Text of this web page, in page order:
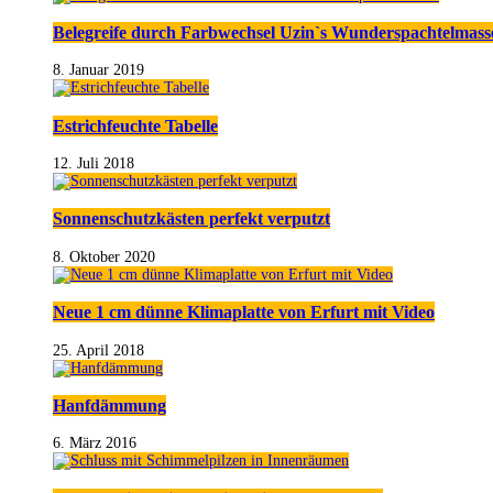
Belegreife durch Farbwechsel Uzin`s
8. Januar 2019
Estrichfeuchte Tabelle
12. Juli 2018
Sonnenschutzkästen perfekt verputzt
8. Oktober 2020
Neue 1 cm dünne Klimaplatte von Erfurt mit Video
25. April 2018
Hanfdämmung
6. März 2016